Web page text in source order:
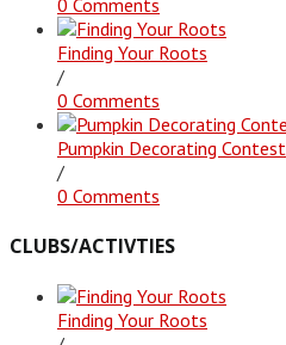
Finding Your Roots
/
0 Comments
Pumpkin Decorating Contest
/
0 Comments
CLUBS/ACTIVTIES
Finding Your Roots